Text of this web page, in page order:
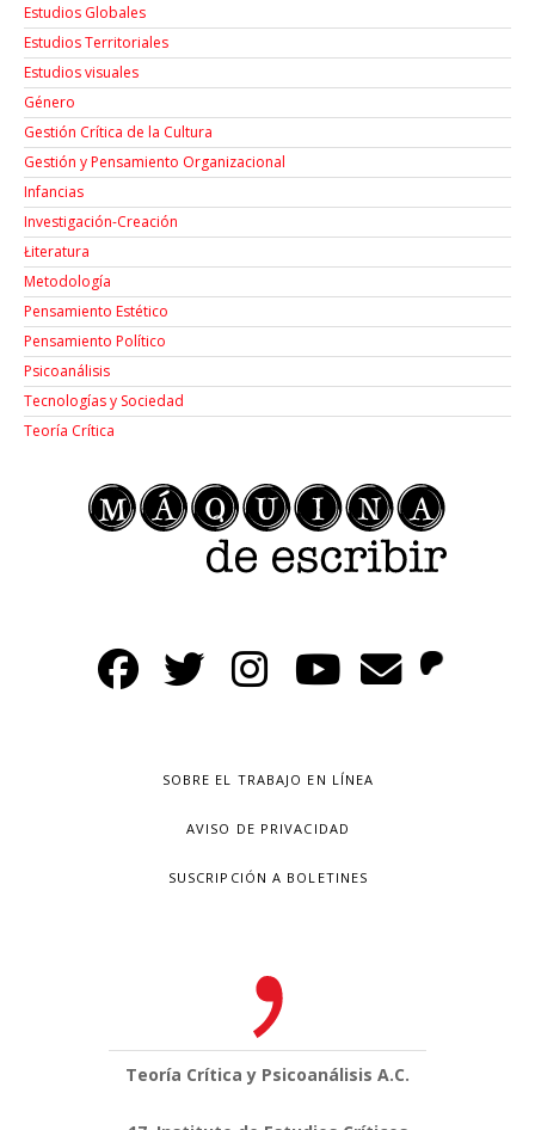
Estudios Globales
Estudios Territoriales
Estudios visuales
Género
Gestión Crítica de la Cultura
Gestión y Pensamiento Organizacional
Infancias
Investigación-Creación
Łiteratura
Metodología
Pensamiento Estético
Pensamiento Político
Psicoanálisis
Tecnologías y Sociedad
Teoría Crítica
SOBRE EL TRABAJO EN LÍNEA
AVISO DE PRIVACIDAD
SUSCRIPCIÓN A BOLETINES
Teoría Crítica y Psicoanálisis A.C.